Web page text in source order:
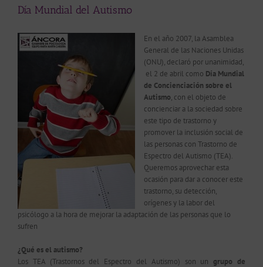
Día Mundial del Autismo
En el año 2007, la Asamblea
General de las Naciones Unidas
(ONU), declaró por unanimidad,
el 2 de abril como Día Mundial
de Concienciación sobre el
Autismo, con el objeto de
concienciar a la sociedad sobre
este tipo de trastorno y
promover la inclusión social de
las personas con Trastorno de
Espectro del Autismo (TEA).
Queremos aprovechar esta
ocasión para dar a conocer este
trastorno, su detección,
orígenes y la labor del
psicólogo a la hora de mejorar la adaptación de las personas que lo
sufren
¿Qué es el autismo?
Los TEA (Trastornos del Espectro del Autismo) son un grupo de